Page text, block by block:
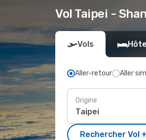
Vol Taipei -
Vols
Aller-retour Aller
Origine
Rechercher Vol